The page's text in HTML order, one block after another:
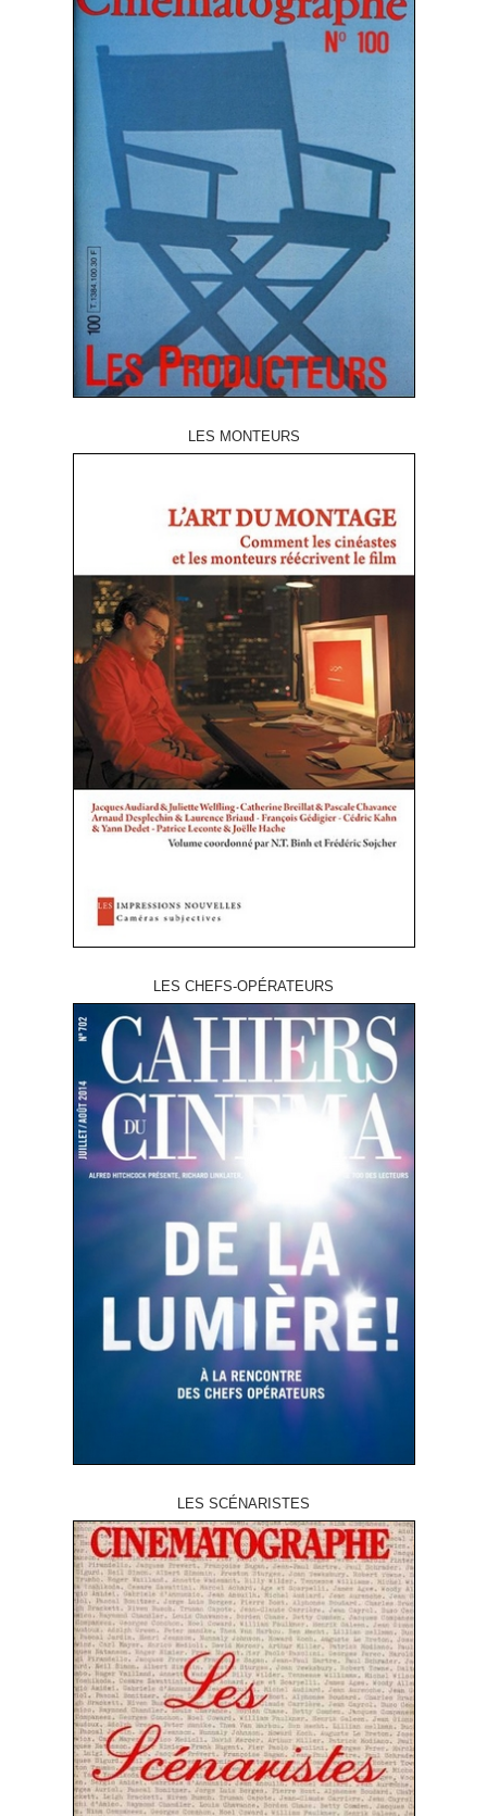
LES MONTEURS
LES CHEFS-OPÉRATEURS
LES SCÉNARISTES